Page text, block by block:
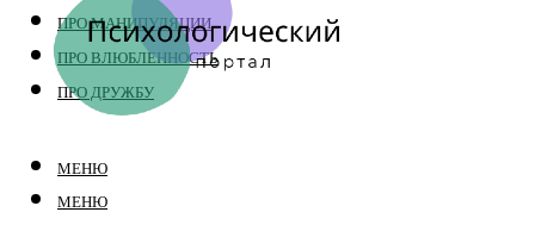
ПРО МАНИПУЛЯЦИИ
ПРО ВЛЮБЛЕННОСТЬ
ПРО ДРУЖБУ
МЕНЮ
МЕНЮ